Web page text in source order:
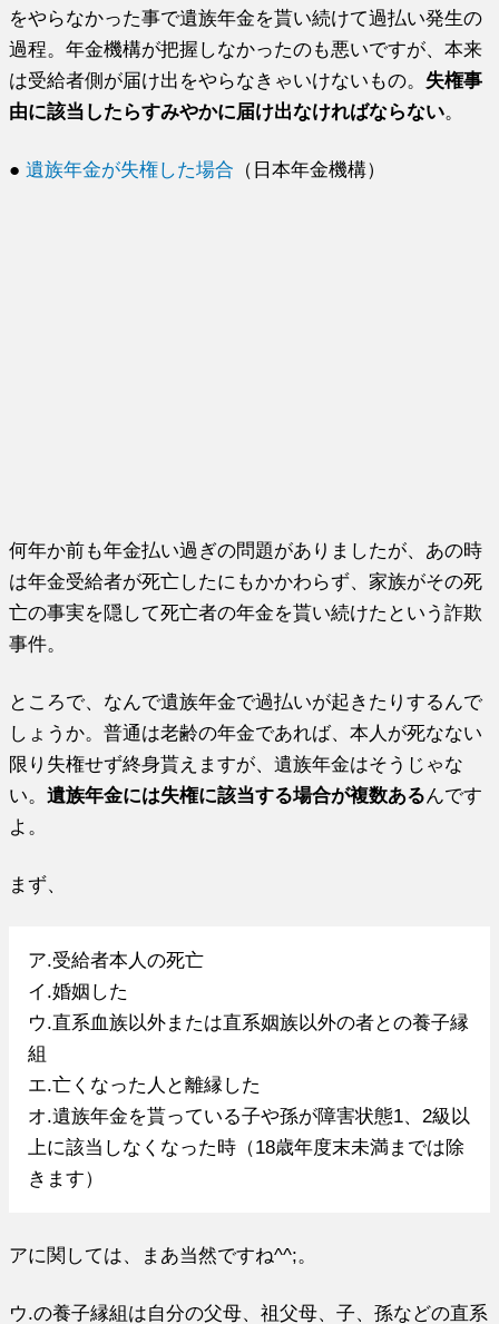
をやらなかった事で遺族年金を貰い続けて過払い発生の
過程。年金機構が把握しなかったのも悪いですが、本来
は受給者側が届け出をやらなきゃいけないもの。 失権事
由に該当したらすみやかに届け出なければならない。
●遺族年金が失権した場合 （日本年金機構）
何年か前も年金払い過ぎの問題がありましたが、あの時
は年金受給者が死亡したにもかかわらず、家族がその死
亡の事実を隠して死亡者の年金を貰い続けたという詐欺
事件。
ところで、なんで遺族年金で過払いが起きたりするんで
しょうか。普通は老齢の年金であれば、本人が死なない
限り失権せず終身貰えますが、遺族年金はそうじゃな
い。遺族年金には失権に該当する場合が複数あるんです
よ。
まず、
ア.受給者本人の死亡
イ.婚姻した
ウ.直系血族以外または直系姻族以外の者との養子縁
組
エ.亡くなった人と離縁した
オ.遺族年金を貰っている子や孫が障害状態1、2級以
上に該当しなくなった時（18歳年度末未満までは除
きます）
アに関しては、まあ当然ですね^^;。
ウ.の養子縁組は自分の父母、祖父母、子、孫などの直系